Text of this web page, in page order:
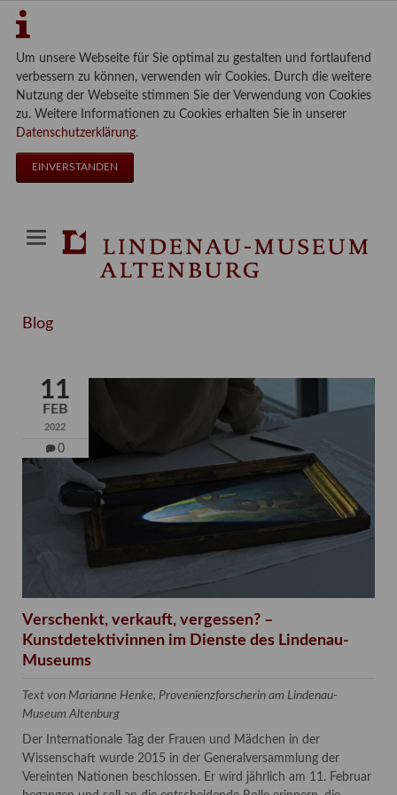
Um unsere Webseite für Sie optimal zu gestalten und fortlaufend
verbessern zu können, verwenden wir Cookies. Durch die weitere
Nutzung der Webseite stimmen Sie der Verwendung von Cookies
zu. Weitere Informationen zu Cookies erhalten Sie in unserer
Datenschutzerklärung.
EINVERSTANDEN
Blog
11
FEB
2022
0
Verschenkt, verkauft, vergessen? –
Kunstdetektivinnen im Dienste des Lindenau-
Museums
Text von Marianne Henke, Provenienzforscherin am Lindenau-
Museum Altenburg
Der Internationale Tag der Frauen und Mädchen in der
Wissenschaft wurde 2015 in der Generalversammlung der
Vereinten Nationen beschlossen. Er wird jährlich am 11. Februar